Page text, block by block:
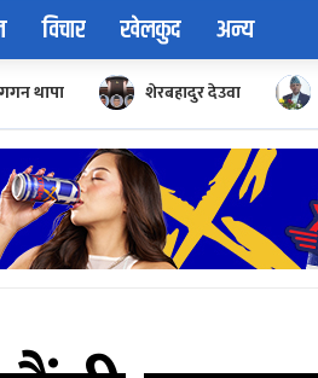
विचार खेलकुद अन्य
गगन थापा शेरबहादुर देउवा